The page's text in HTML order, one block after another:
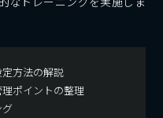
方法の解説
ポイントの整理